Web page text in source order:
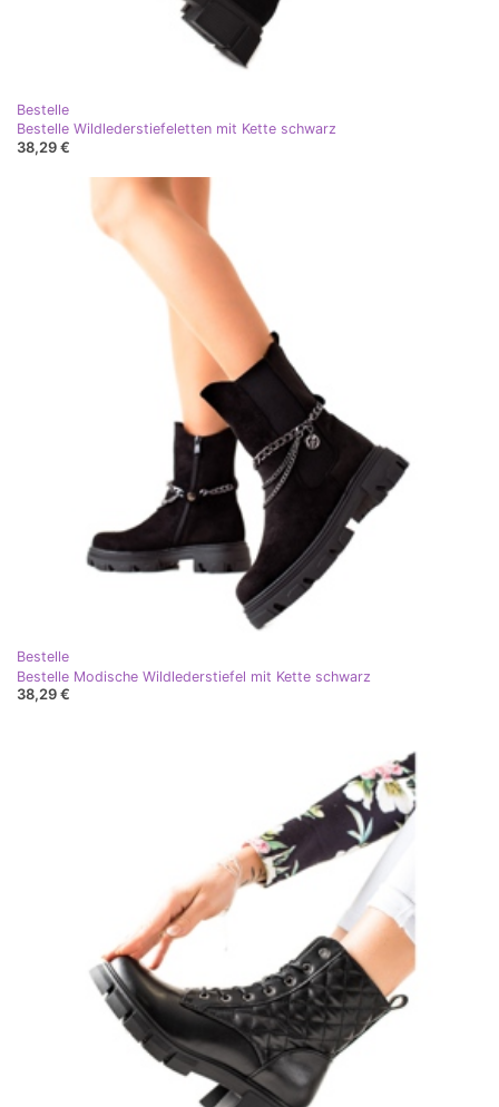
Bestelle
Bestelle Wildlederstiefeletten mit Kette schwarz
38,29 €
Bestelle
Bestelle Modische Wildlederstiefel mit Kette schwarz
38,29 €